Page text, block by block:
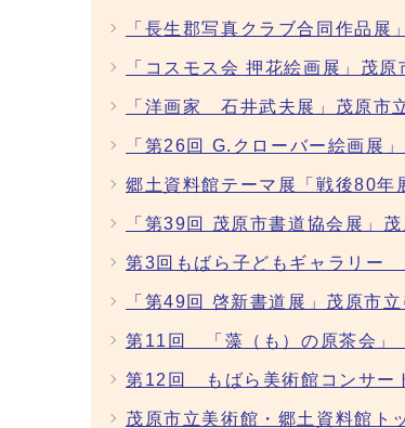
「長生郡写真クラブ合同作品
「コスモス会 押花絵画展」茂
「洋画家 石井武夫展」茂原市
「第26回 G.クローバー絵画展
郷土資料館テーマ展「戦後80
「第39回 茂原市書道協会展」
第3回もばら子どもギャラリー
「第49回 啓新書道展」茂原市
第11回 「藻（も）の原茶会」
第12回 もばら美術館コンサー
茂原市立美術館・郷土資料館